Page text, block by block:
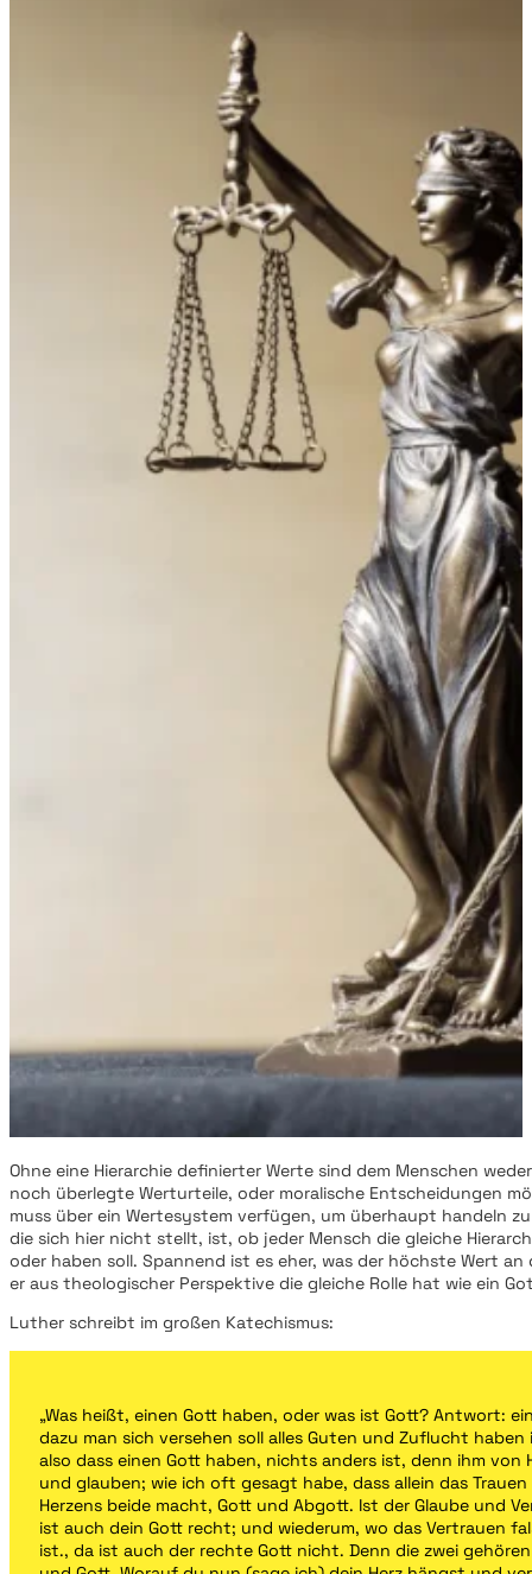
Ohne eine Hierarchie definierter Werte sind dem Menschen
noch überlegte Werturteile, oder moralische Entscheidungen
muss über ein Wertesystem verfügen, um überhaupt handeln
die sich hier nicht stellt, ist, ob jeder Mensch die gleiche
oder haben soll. Spannend ist es eher, was der höchste Wert an
er aus theologischer Perspektive die gleiche Rolle hat wie ein
Luther schreibt im großen Katechismus:
„Was heißt, einen Gott haben, oder was ist Gott? Antwort:
dazu man sich versehen soll alles Guten und Zuflucht haben
also dass einen Gott haben, nichts anders ist, denn ihm von
und glauben; wie ich oft gesagt habe, dass allein das Trauen
Herzens beide macht, Gott und Abgott. Ist der Glaube und
ist auch dein Gott recht; und wiederum, wo das Vertrauen
ist., da ist auch der rechte Gott nicht. Denn die zwei gehören